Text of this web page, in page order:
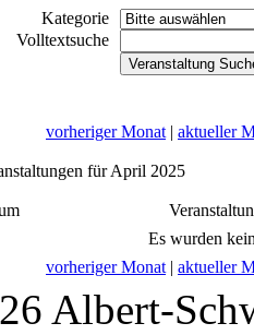
Kategorie
Volltextsuche
vorheriger Monat | aktueller
für April 2025
Es wurden
vorheriger Monat | aktueller
Albert-